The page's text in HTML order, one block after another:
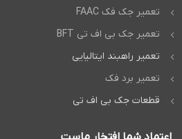
تعمیر جک فک FAAC
تعمیر جک بی اف تی BFT
تعمیر راهبند ایتالیایی
تعمیر برد فک
قطعات جک بی اف تی